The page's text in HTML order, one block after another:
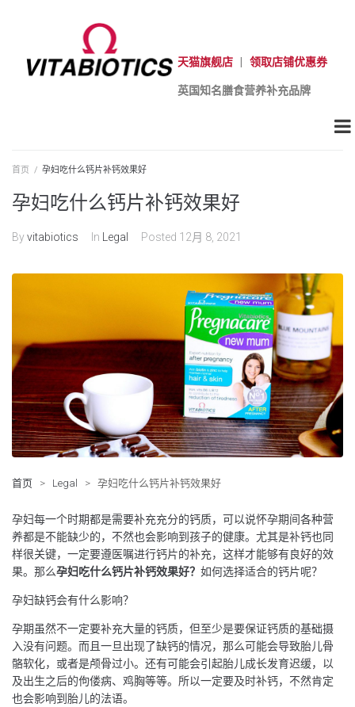
天猫旗舰店 领取店铺优惠券
英国知名膳食营养补充品牌
首页 / 孕妇吃什么钙片补钙效果好
孕妇吃什么钙片补钙效果好
Byvitabiotics In Legal Posted 12月 8, 2021
首页 > Legal > 孕妇吃什么钙片补钙效果好
孕妇每一个时期都是需要补充充分的钙质，可以说怀孕期间各种营
养都是不能缺少的，不然也会影响到孩子的健康。尤其是补钙也同
样很关键，一定要遵医嘱进行钙片的补充，这样才能够有良好的效
果。那么孕妇吃什么钙片补钙效果好？ 如何选择适合的钙片呢？
孕妇缺钙会有什么影响？
孕期虽然不一定要补充大量的钙质，但至少是要保证钙质的基础摄
入没有问题。而且一旦出现了缺钙的情况，那么可能会导致胎儿骨
骼软化，或者是颅骨过小。还有可能会引起胎儿成长发育迟缓，以
及出生之后的佝偻病、鸡胸等等。所以一定要及时补钙，不然肯定
也会影响到胎儿的法语。